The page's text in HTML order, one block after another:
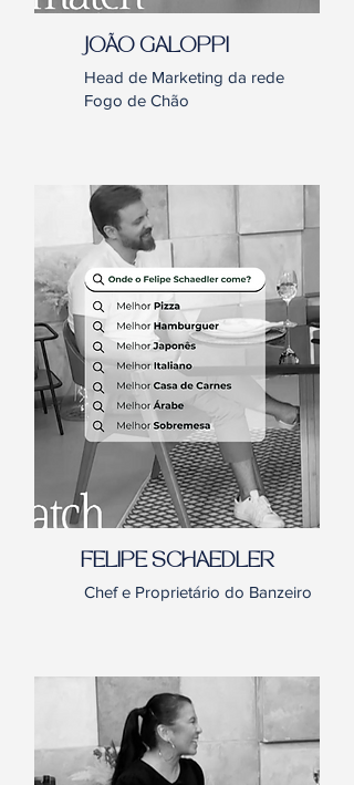
JOÃO GALOPPI
Head de Marketing da rede
Fogo de Chão
FELIPE SCHAEDLER
Chef e Proprietário do Banzeiro